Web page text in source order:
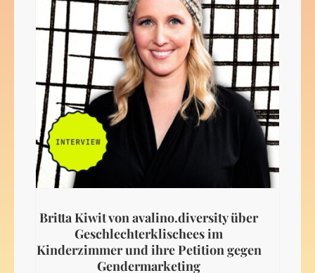
Britta Kiwit von avalino.diversity über
Geschlechterklischees im
Kinderzimmer und ihre Petition gegen
Gendermarketing